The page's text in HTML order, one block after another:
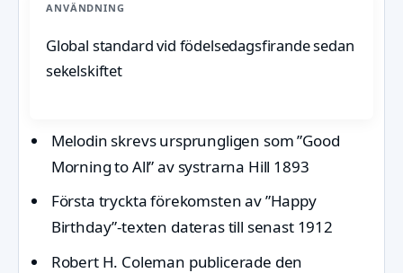
ANVÄNDNING
Global standard vid födelsedagsfirande sedan
sekelskiftet
Melodin skrevs ursprungligen som ”Good
Morning to All” av systrarna Hill 1893
Första tryckta förekomsten av ”Happy
Birthday”-texten dateras till senast 1912
Robert H. Coleman publicerade den